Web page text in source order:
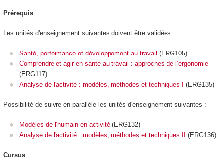
Prérequis
Les unités d'enseignement suivantes doivent être validées :
Santé, performance et développement au travail (ERG105)
Comprendre et agir en santé au travail : approches de l’ergonomie
(ERG117)
Analyse de l'activité : modèles, méthodes et techniques I (ERG135)
Possibilité de suivre en parallèle les unités d'enseignement suivantes :
Modèles de l’humain en activité (ERG132)
Analyse de l'activité : modèles, méthodes et techniques II (ERG136)
Cursus